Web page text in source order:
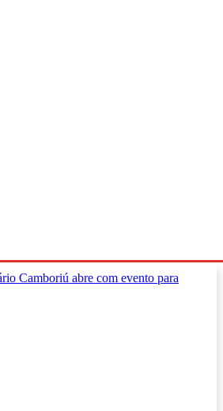
Camboriú abre com evento para